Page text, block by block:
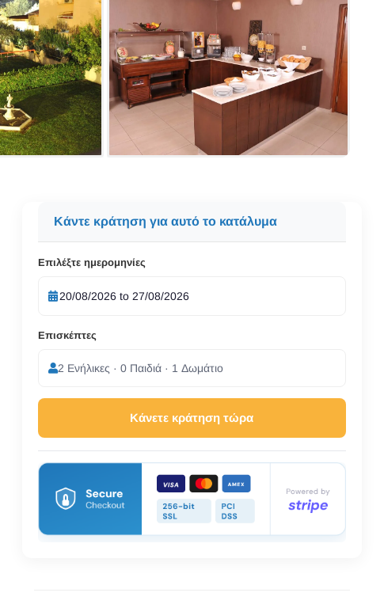
Κάντε κράτηση για αυτό το κατάλυμα
Επιλέξτε ημερομηνίες
Επισκέπτες
2 Ενήλικες · 0 Παιδιά · 1 Δωμάτιο
Κάνετε κράτηση τώρα